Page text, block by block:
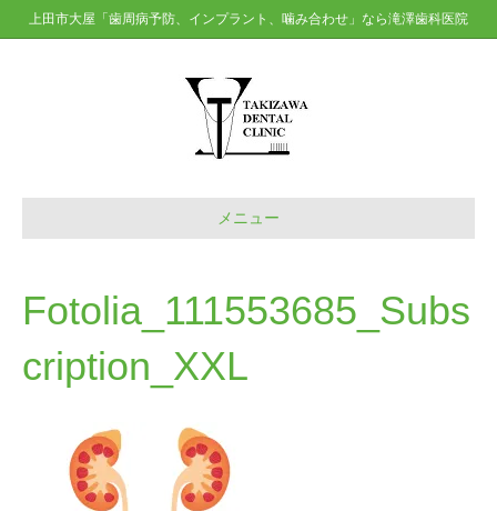
上田市大屋「歯周病予防、インプラント、噛み合わせ」なら滝澤歯科医院
メニュー
Fotolia_111553685_Subs
cription_XXL